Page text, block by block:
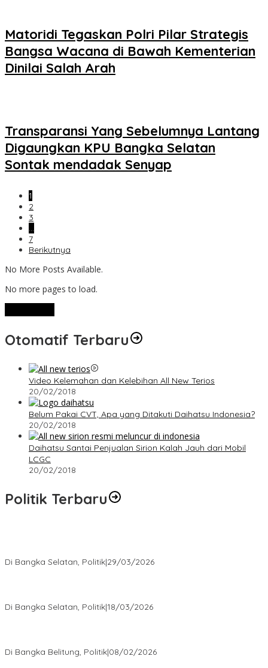
Matoridi Tegaskan Polri Pilar Strategis
Bangsa Wacana di Bawah Kementerian
Dinilai Salah Arah
Transparansi Yang Sebelumnya Lantang
Digaungkan KPU Bangka Selatan
Sontak mendadak Senyap
1
2
3
…
7
Berikutnya
No More Posts Available.
No more pages to load.
Otomatif Terbaru
Video Kelemahan dan Kelebihan All New Terios
20/02/2018
Belum Pakai CVT, Apa yang Ditakuti Daihatsu Indonesia?
20/02/2018
Daihatsu Santai Penjualan Sirion Kalah Jauh dari Mobil
LCGC
20/02/2018
Politik Terbaru
Di Bangka Selatan, Politik|29/03/2026
Di Bangka Selatan, Politik|18/03/2026
Di Bangka Belitung, Politik|08/02/2026